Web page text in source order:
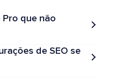
Pro que não
de SEO se